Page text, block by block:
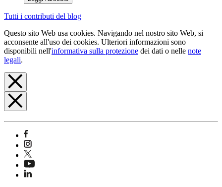
Tutti i contributi del blog
Questo sito Web usa cookies. Navigando nel nostro sito Web, si
acconsente all'uso dei cookies. Ulteriori informazioni sono
disponibili nell'informativa sulla protezione dei dati o nelle note
legali.